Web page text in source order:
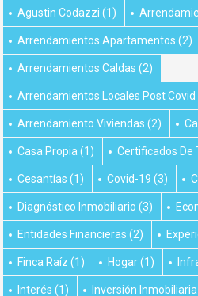
Agustin Codazzi (1)
Arrendamientos Apartamentos (2)
Arrendamientos Caldas (2)
Arrendamientos Locales Post Covid
Arrendamiento Viviendas (2)
Casa Propia (1) Certificados De
Cesantías (1) Covid-19 (3)
Diagnóstico Inmobiliario (3)
Entidades Financieras (2)
Finca Raíz (1) Hogar(1)
Interés (1) Inversión Inmobiliaria